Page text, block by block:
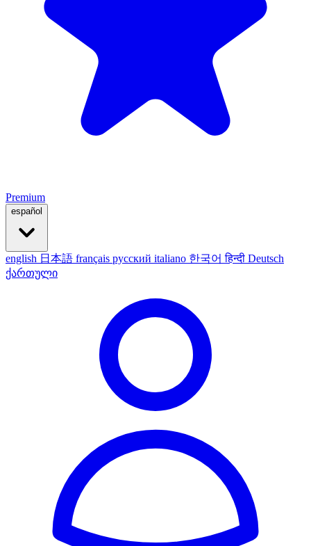
Premium
español
english 日本語 français русский italiano 한국어हिन्दी Deutsch
ქართული